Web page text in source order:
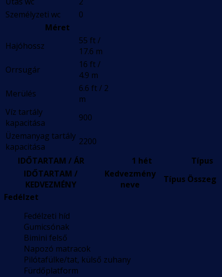
Személyzeti wc
0
Méret
Hajóhossz
55 ft /
17.6 m
Orrsugár
16 ft /
4.9 m
Merülés
6.6 ft / 2
m
Víz tartály
kapacitása
900
Üzemanyag tartály
kapacitása
2200
IDŐTARTAM / ÁR
1 hét
Típus
IDŐTARTAM /
KEDVEZMÉNY
Kedvezmény
neve
Típus Összeg
Fedélzet
Fedélzeti híd
Gumicsónak
Bimini felső
Napozó matracok
Pilótafülke/tat, külső zuhany
Fürdőplatform